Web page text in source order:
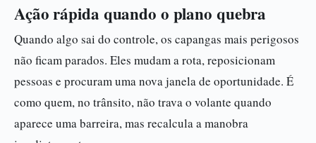
Ação rápida quando o plano quebra
Quando algo sai do controle, os capangas mais perigosos
não ficam parados. Eles mudam a rota, reposicionam
pessoas e procuram uma nova janela de oportunidade. É
como quem, no trânsito, não trava o volante quando
aparece uma barreira, mas recalcula a manobra